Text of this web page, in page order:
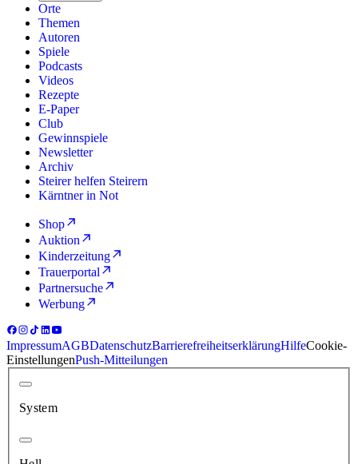
Orte
Themen
Autoren
Spiele
Podcasts
Videos
Rezepte
E-Paper
Club
Gewinnspiele
Newsletter
Archiv
Steirer helfen Steirern
Kärntner in Not
Shop
Auktion
Kinderzeitung
Trauerportal
Partnersuche
Werbung
ImpressumAGBDatenschutzBarrierefreiheitserklärungHilfeCookie-
EinstellungenPush-Mitteilungen
System